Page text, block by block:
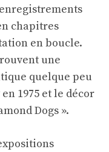
chapitres
en boucle.
une
quelque peu
1975 et le décor
Dogs ».